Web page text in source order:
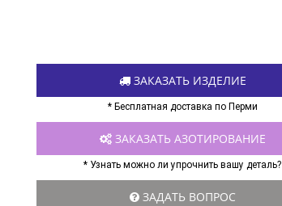
ЗАКАЗАТЬ ИЗДЕЛИЕ
* Бесплатная доставка по Перми
ЗАКАЗАТЬ АЗОТИРОВАНИЕ
* Узнать можно ли упрочнить вашу деталь?
ЗАДАТЬ ВОПРОС